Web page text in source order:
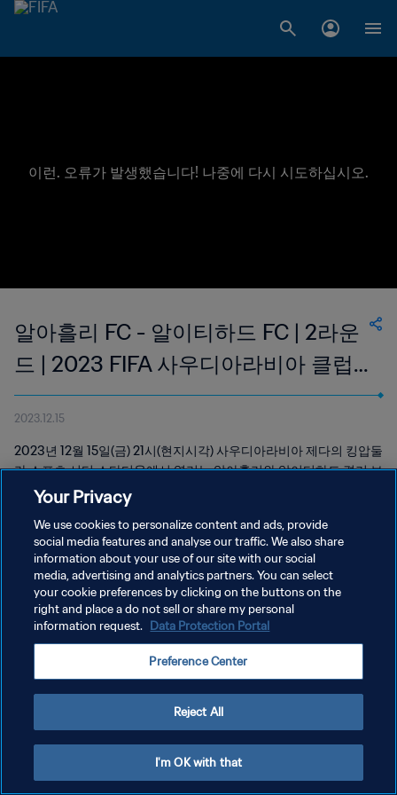
이런. 오류가 발생했습니다! 나중에 다시 시도하십시오.
알아흘리 FC - 알이티하드 FC | 2라운
드 | 2023 FIFA 사우디아라비아 클럽
월드컵 | 다시보기
2023.12.15
2023년 12월 15일(금) 21시(현지시각) 사우디아라비아 제다의 킹압둘
라 스포츠 시티 스타디움에서 열리는 알아흘리와 알이티하드 경기 보
개인정보 보호정책
서비스 약관
쿠키 기본 설정 관리
Copyright © 1994 - 2026 FIFA. All rights reserved.
Your Privacy
We use cookies to personalize content and ads, provide
social media features and analyse our traffic. We also share
information about your use of our site with our social
media, advertising and analytics partners. You can select
your cookie preferences by clicking on the buttons on the
right and place a do not sell or share my personal
information request. Data Protection Portal
Preference Center
Reject All
I'm OK with that